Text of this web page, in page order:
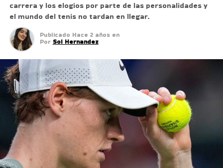
carrera y los elogios por parte de las personalidades y
el mundo del tenis no tardan en llegar.
Publicado Hace 2 años en
Por Sol Hernandez